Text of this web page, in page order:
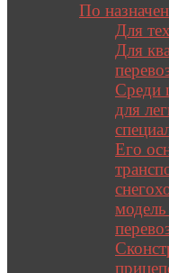
По
Для
Для
Среди
для
Его